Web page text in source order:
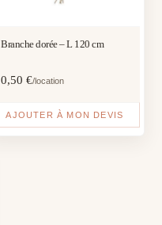
Branche dorée – L 120 cm
0,50 €/location
AJOUTER À MON DEVIS